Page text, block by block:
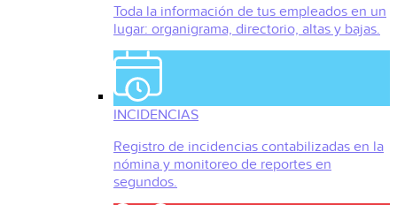
Toda la información de tus empleados en un
lugar: organigrama, directorio, altas y bajas.
INCIDENCIAS
Registro de incidencias contabilizadas en la
nómina y monitoreo de reportes en
segundos.